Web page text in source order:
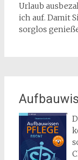
Urlaub
ich auf. Damit
sorglos